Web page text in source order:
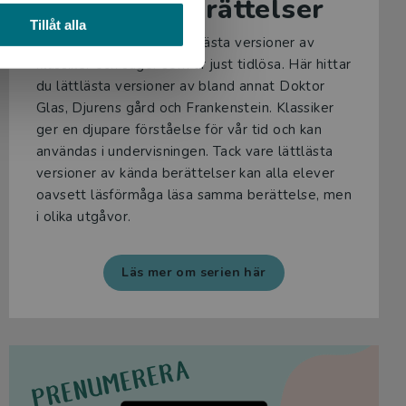
Tillåt allaTidlösa berättelser
Tidlösa berättelserär lättlästa versioner av
klassiker och sagor som är just tidlösa. Här hittar
du lättlästa versioner av bland annat Doktor
Glas, Djurens gård och Frankenstein. Klassiker
ger en djupare förståelse för vår tid och kan
användas i undervisningen. Tack vare lättlästa
versioner av kända berättelser kan alla elever
oavsett läsförmåga läsa samma berättelse, men
i olika utgåvor.
Läs mer om serien här